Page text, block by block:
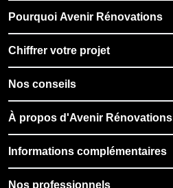
Pourquoi Avenir Rénovations
Chiffrer votre projet
Nos conseils
À propos d'Avenir Rénovations
Informations complémentaires
Nos professionnels